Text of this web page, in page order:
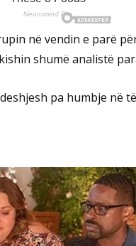
në vendin e parë
shumë analistë
pa humbje në